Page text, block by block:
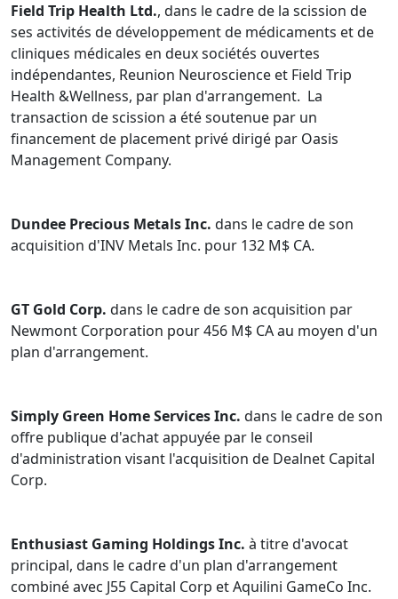
Field Trip Health Ltd., dans le cadre de la scission de
ses activités de développement de médicaments et de
cliniques médicales en deux sociétés ouvertes
indépendantes, Reunion Neuroscience et Field Trip
Health &Wellness, par plan d'arrangement. La
transaction de scission a été soutenue par un
financement de placement privé dirigé par Oasis
Management Company.
Dundee Precious Metals Inc. dans le cadre de son
acquisition d'INV Metals Inc. pour 132 M$ CA.
GT Gold Corp. dans le cadre de son acquisition par
Newmont Corporation pour 456 M$ CA au moyen d'un
plan d'arrangement.
Simply Green Home Services Inc. dans le cadre de son
offre publique d'achat appuyée par le conseil
d'administration visant l'acquisition de Dealnet Capital
Corp.
Enthusiast Gaming Holdings Inc. à titre d'avocat
principal, dans le cadre d'un plan d'arrangement
combiné avec J55 Capital Corp et Aquilini GameCo Inc.